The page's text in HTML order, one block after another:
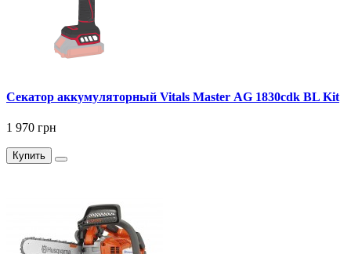
Секатор аккумуляторный Vitals Master AG 1830cdk BL Kit
1 970 грн
Купить